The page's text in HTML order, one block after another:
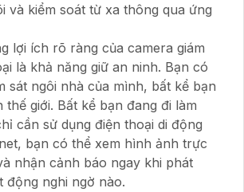
và kiểm soát từ xa thông qua ứng
lợi ích rõ ràng của camera giám
là khả năng giữ an ninh. Bạn có
sát ngôi nhà của mình, bất kể bạn
giới. Bất kể bạn đang đi làm
cần sử dụng điện thoại di động
bạn có thể xem hình ảnh trực
nhận cảnh báo ngay khi phát
động nghi ngờ nào.